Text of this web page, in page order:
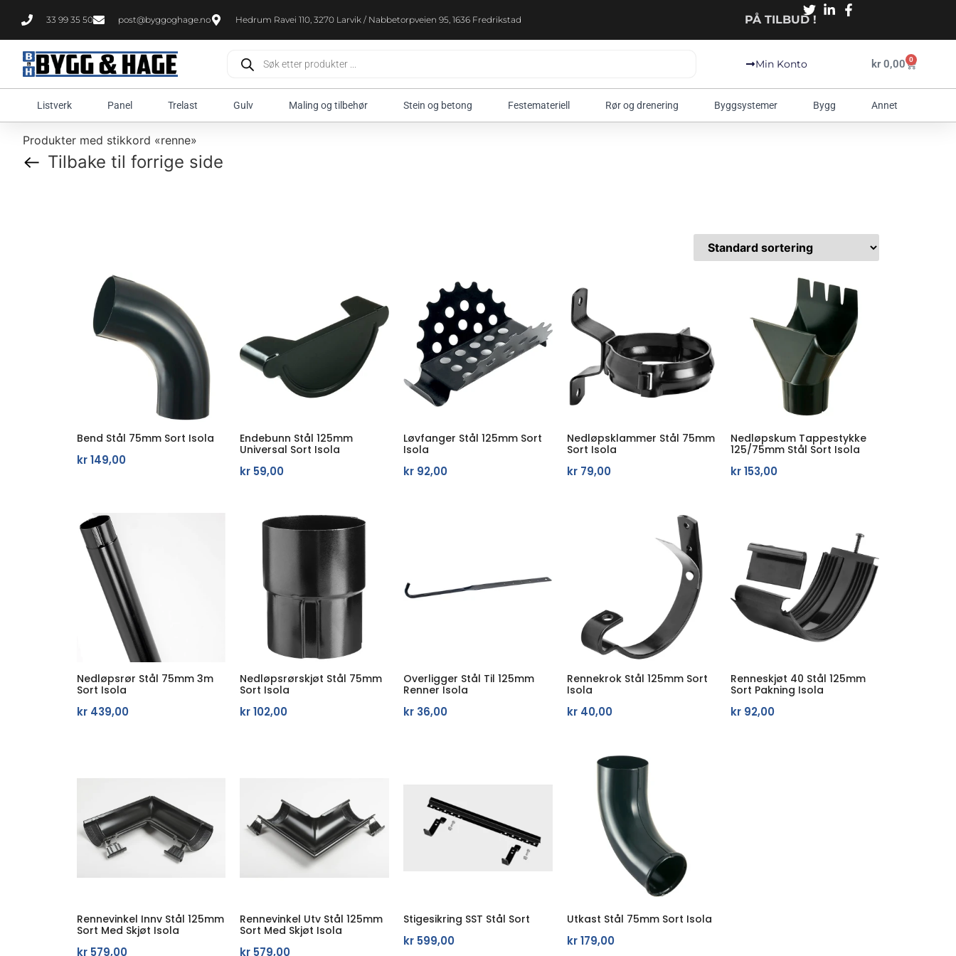
33 99 35 50 post@byggoghage.no Hedrum Ravei 110, 3270 Larvik / Nabbetorpveien 95, 1636 Fredrikstad PÅ TILBUD !
Min Konto kr0,00 0
Listverk Panel Trelast Gulv Maling og tilbehør Stein og betong Festemateriell Rør og drenering Byggsystemer Bygg Annet
Produkter med stikkord «renne»
Tilbake til forrige side
Bend Stål 75mm Sort Isola
kr149,00
Endebunn Stål 125mm
Universal Sort Isola
kr 59,00
Løvfanger Stål 125mm Sort
Isola
kr 92,00
Nedløpsklammer Stål 75mm
Sort Isola
kr79,00
Nedløpskum Tappestykke
125/75mm Stål Sort Isola
kr153,00
Nedløpsrør Stål 75mm 3m
Sort Isola
kr439,00
Nedløpsrørskjøt Stål 75mm
Sort Isola
kr102,00
Overligger Stål Til 125mm
Renner Isola
kr 36,00
Rennekrok Stål 125mm Sort
Isola
kr40,00
Renneskjøt 40 Stål 125mm
Sort Pakning Isola
kr92,00
Rennevinkel Innv Stål 125mm
Sort Med Skjøt Isola
kr579,00
Rennevinkel Utv Stål 125mm
Sort Med Skjøt Isola
kr 579,00
Stigesikring SST Stål Sort
kr 599,00
Utkast Stål 75mm Sort Isola
kr179,00